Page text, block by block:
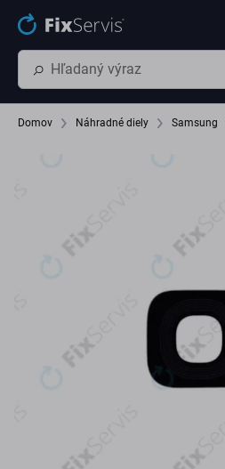
Preskočiť na hlavný obsah
Domov Náhradné diely Samsung